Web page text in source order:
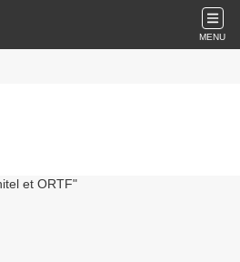
MENU